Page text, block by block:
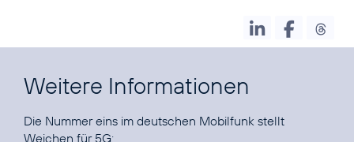
Weitere Informationen
Die Nummer eins im deutschen Mobilfunk stellt